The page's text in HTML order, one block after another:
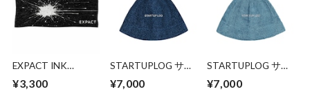
EXPACT INK
SPLASH タオル
¥3,300
STARTUPLOG サウ
ナハット― 整え、
記し、次の一歩へ
¥7,000
STARTUPLOG サウ
ナハット― 整え、
記し、次の一歩へ
¥7,000